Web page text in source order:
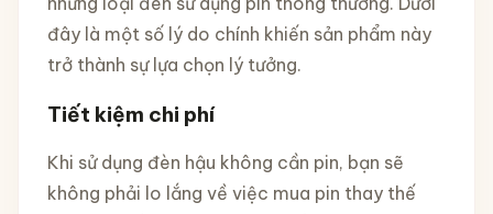
đây là một số lý do chính khiến sản phẩm này
trở thành sự lựa chọn lý tưởng.
Tiết kiệm chi phí
Khi sử dụng đèn hậu không cần pin, bạn sẽ
không phải lo lắng về việc mua pin thay thế